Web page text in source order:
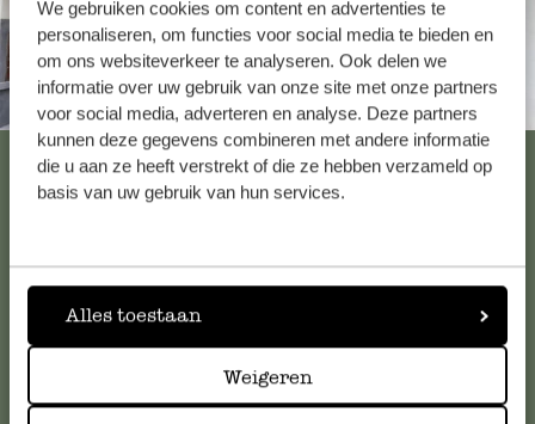
We gebruiken cookies om content en advertenties te
personaliseren, om functies voor social media te bieden en
om ons websiteverkeer te analyseren. Ook delen we
informatie over uw gebruik van onze site met onze partners
voor social media, adverteren en analyse. Deze partners
kunnen deze gegevens combineren met andere informatie
die u aan ze heeft verstrekt of die ze hebben verzameld op
basis van uw gebruik van hun services.
Alles toestaan
Weigeren
Altijd in de buurt
Bekijk alle 62 winkels
Klantenservice
Voor vragen, tips of hulp kun je contact opnemen met onze
klantenservice. Of bekijk hier het antwoord op de